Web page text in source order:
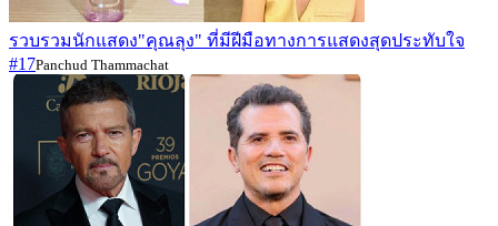
รวบรวมนักแสดง"คุณลุง" ที่มีฝีมือทางการแสดงสุดประทับใจ
#17Panchud Thammachat